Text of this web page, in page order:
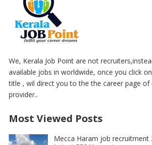
We, Kerala Job Point are not
available jobs in worldwide, once you click
title , wil direct you to the the career page of
provider..
Most Viewed Posts
Mecca Haram job recruitment